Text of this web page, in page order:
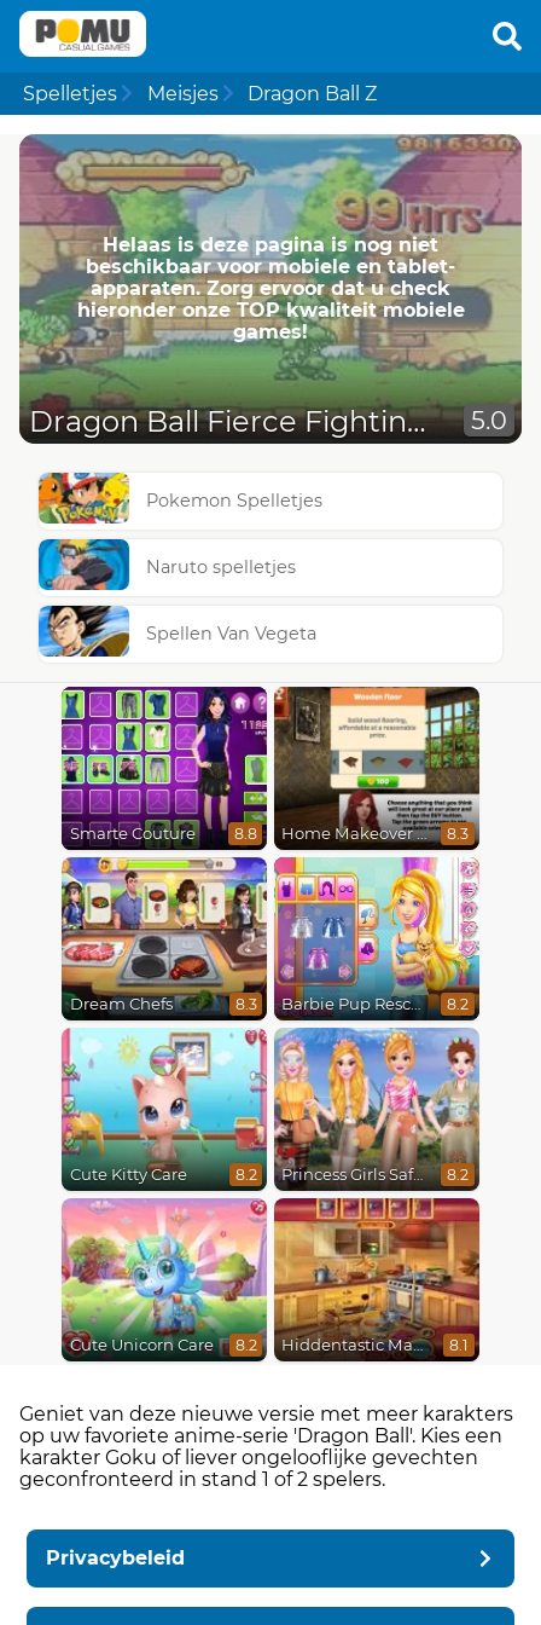
Spelletjes Meisjes Dragon Ball Z
Helaas is deze pagina is nog niet
beschikbaar voor mobiele en tablet-
apparaten. Zorg ervoor dat u check
hieronder onze TOP kwaliteit mobiele
games!
Dragon Ball Fierce Fighting 2.9 5.0
Pokemon Spelletjes
Naruto spelletjes
Spellen Van Vegeta
Smarte Couture 8.8 Home Makeover Hidden Object 8.3
Dream Chefs 8.3 Barbie Pup Rescue 8.2
Cute Kitty Care 8.2 Princess Girls Safari Trip 8.2
Cute Unicorn Care 8.2 Hiddentastic Mansion 8.1
Geniet van deze nieuwe versie met meer karakters
op uw favoriete anime-serie 'Dragon Ball'. Kies een
karakter Goku of liever ongelooflijke gevechten
geconfronteerd in stand 1 of 2 spelers.
Privacybeleid